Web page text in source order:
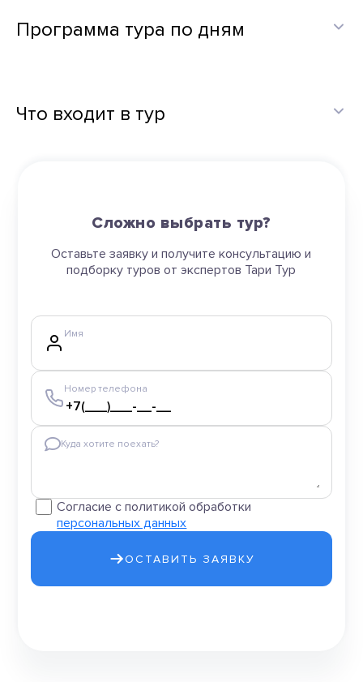
Программа тура по дням
Что входит в тур
Сложно выбрать тур?
Оставьте заявку и получите консультацию и
подборку туров от экспертов Тари Тур
Имя
Номер телефона
Куда хотите поехать?
Согласие с политикой обработки
персональных данных
ОСТАВИТЬ ЗАЯВКУ